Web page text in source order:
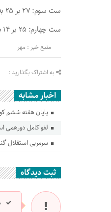
ست سوم: ۲۷ بر ۲۵ به سود هورسان رامسر
ست چهارم: ۲۵ بر ۱۴ به سود شهرداری گنبد
منبع خبر : مهر
به اشتراک بگذارید :
اخبار مشابه
پایان هفته ششم
لغو کامل دورهمی
سرمربی استقلال
ثبت دیدگاه